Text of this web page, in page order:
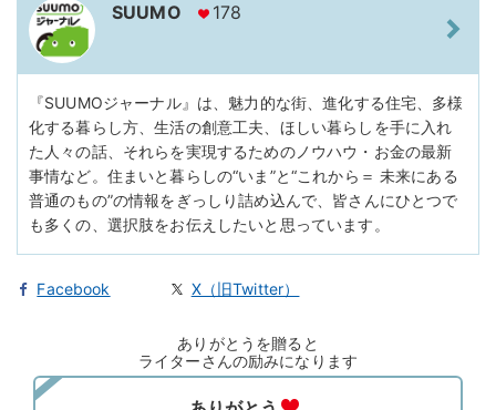
SUUMO 178
『SUUMOジャーナル』は、魅力的な街、進化する住宅、多様
化する暮らし方、生活の創意工夫、ほしい暮らしを手に入れ
た人々の話、それらを実現するためのノウハウ・お金の最新
事情など。住まいと暮らしの“いま”と“これから＝ 未来にある
普通のもの”の情報をぎっしり詰め込んで、皆さんにひとつで
も多くの、選択肢をお伝えしたいと思っています。
Facebook X（旧Twitter）
ありがとうを贈ると
ライターさんの励みになります